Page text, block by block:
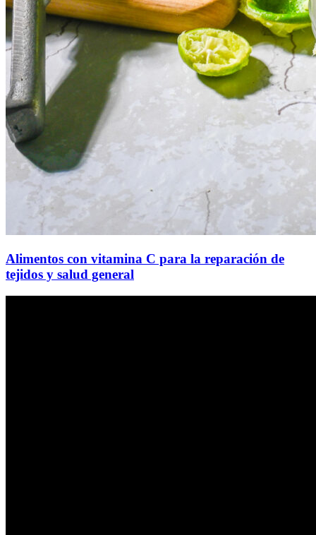
Alimentos con vitamina C para la reparación de
tejidos y salud general